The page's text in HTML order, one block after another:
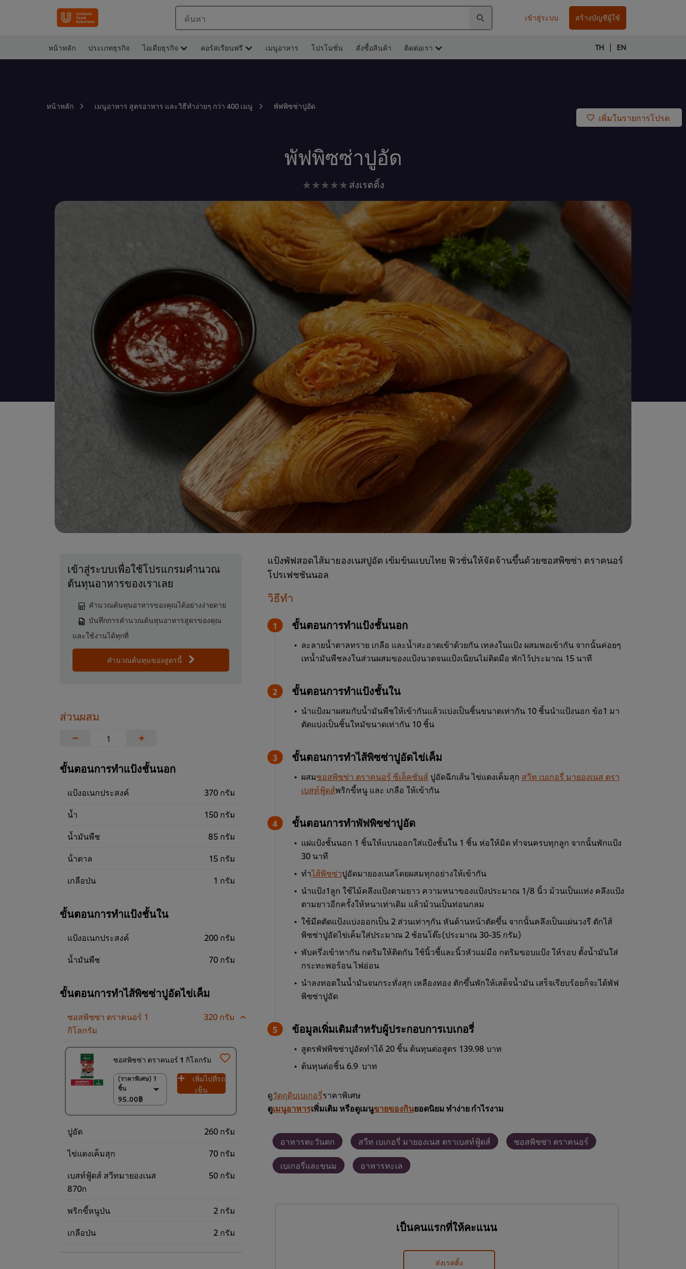
ค้นหา เข้าสู่ระบบ สร้างบัญชีผู้ใช้
หน้าหลัก ประเภทธุรกิจ ไอเดียธุรกิจ คอร์สเรียนฟรี เมนูอาหาร โปรโมชั่น สั่งซื้อสินค้า ติดต่อเรา TH | EN
หน้าหลัก เมนูอาหาร สูตรอาหาร และวิธีทำง่ายๆ กว่า 400 เมนู พัฟพิซซ่าปูอัด
เพิ่มในรายการโปรด
พัฟพิซซ่าปูอัด
ไม่มี
ให้
คะแนน
สำหรับ
recipe
นี้
ส่งเรตติ้ง
เข้าสู่ระบบเพื่อใช้โปรแกรมคำนวณ
ต้นทุนอาหารของเราเลย
คำนวณต้นทุนอาหารของคุณได้อย่างง่ายดาย
บันทึกการคำนวณต้นทุนอาหารสูตรของคุณ
และใช้งานได้ทุกที่
คำนวณต้นทุนของสูตรนี้
ส่วนผสม
−
+
ขั้นตอนการทำแป้งชั้นนอก
แป้งอเนกประสงค์
370 กรัม
น้ำ
150 กรัม
น้ำมันพืช
85 กรัม
น้ําตาล
15 กรัม
เกลือป่น
1 กรัม
ขั้นตอนการทำแป้งชั้นใน
แป้งอเนกประสงค์
200 กรัม
น้ำมันพืช
70 กรัม
ขั้นตอนการทำไส้พิซซ่าปูอัดไข่เค็ม
ซอสพิซซ่า ตราคนอร์ 1
กิโลกรัม
320 กรัม
ซอสพิซซ่า ตราคนอร์ 1 กิโลกรัม
(ราคาพิเศษ) 1
ชิ้น
95.00฿
(ราคาพิเศษ) 1 ชิ้น
95.00฿
(ราคาพิเศษ) แพ็ค
เพิ่มไปที่รถ
เข็น
ปูอัด
260 กรัม
ไข่แดงเค็มสุก
70 กรัม
เบสท์ฟู้ดส์ สวีทมายองเนส
870ก
50 กรัม
พริกขี้หนูป่น
2 กรัม
เกลือป่น
2 กรัม
แป้งพัฟสอดไส้มายองเนสปูอัด เข้มข้นแบบไทย ฟิวชั่นให้จัดจ้านขึ้นด้วยซอสพิซซ่า ตราคนอร์
โปรเฟชชันนอล
วิธีทำ
ขั้นตอนการทำแป้งชั้นนอก
ละลายน้ำตาลทราย เกลือ และน้ำสะอาดเข้าด้วยกัน เทลงในแป้ง ผสมพอเข้ากัน จากนั้นค่อยๆ
เทน้ำมันพืชลงในส่วนผสมของแป้งนวดจนแป้งเนียนไม่ติดมือ พักไว้ประมาณ 15 นาที
ขั้นตอนการทำแป้งชั้นใน
นำแป้งมาผสมกับน้ำมันพืชให้เข้ากันแล้วแบ่งเป็นชิ้นขนาดเท่ากัน 10 ชิ้นนำแป้งนอก ข้อ1 มา
ตัดแบ่งเป็นชิ้นใหมัขนาดเท่ากัน 10 ชิ้น
ขั้นตอนการทำไส้พิซซ่าปูอัดไข่เค็ม
ผสมซอสพิซซ่า ตราคนอร์ ซีเล็คชั่นส์ ปูอัดฉีกเส้น ไข่แดงเค็มสุก สวีท เบเกอรี่ มายองเนส ตรา
เบสท์ฟู้ดส์พริกขี้หนู และ เกลือ ให้เข้ากัน
ขั้นตอนการทำพัฟพิซซ่าปูอัด
แผ่แป้งชั้นนอก 1 ชิ้นให้แบนออกใส่แป้งชั้นใน 1 ชิ้น ห่อให้มิด ทำจนครบทุกลูก จากนั้นพักแป้ง
30 นาที
ทำไส้พิซซ่าปูอัดมายองเนสโดยผสมทุกอย่างให้เข้ากัน
นำแป้ง1ลูก ใช้ไม้คลึงแป้งตามยาว ความหนาของแป้งประมาณ 1/8 นิ้ว ม้วนเป็นแท่ง คลึงแป้ง
ตามยาวอีกครั้งให้หนาเท่าเดิม แล้วม้วนเป็นท่อนกลม
ใช้มีดตัดแป้งแบ่งออกเป็น 2 ส่วนเท่าๆกัน หันด้านหน้าตัดขึ้น จากนั้นคลึงเป็นแผ่นวงรี ตักไส้
พิซซ่าปูอัดไข่เค็มใส่ประมาณ 2 ช้อนโต๊ะ(ประมาณ 30-35 กรัม)
พับครึ่งเข้าหากัน กดริมให้ติดกัน ใช้นิ้วชี้และนิ้วหัวแม่มือ กดริมขอบแป้ง ให้รอบ ตั้งน้ำมันใส่
กระทะพอร้อน ไฟอ่อน
นำลงทอดในน้ำมันจนกระทั่งสุก เหลืองทอง ตักขึ้นพักให้เสด็จน้ำมัน เสร็จเรียบร้อยก็จะได้พัฟ
พิซซ่าปูอัด
ข้อมูลเพิ่มเติมสำหรับผู้ประกอบการเบเกอรี่
สูตรพัฟพิซซ่าปูอัดทำได้ 20 ชิ้น ต้นทุนต่อสูตร 139.98 บาท
ต้นทุนต่อชิ้น 6.9 บาท
ดูวัตถุดิบเบเกอรี่ราคาพิเศษ
ดูเมนูอาหารเพิ่มเติม หรือดูเมนูขายของกินยอดนิยม ทำง่าย กำไรงาม
อาหารตะวันตก สวีท เบเกอรี่ มายองเนส ตราเบสท์ฟู้ดส์ ซอสพิซซ่า ตราคนอร์
เบเกอรี่และขนม อาหารทะเล
เป็นคนแรกที่ให้คะแนน
ส่งเรตติ้ง